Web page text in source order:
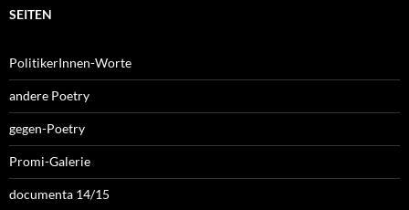
SEITEN
PolitikerInnen-Worte
andere Poetry
gegen-Poetry
Promi-Galerie
documenta 14/15